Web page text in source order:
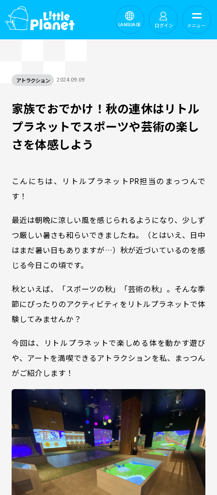
ログイン
LANGUAGE メニュー
アトラクション 2024.09.09
家族でおでかけ！秋の連休はリトル
プラネットでスポーツや芸術の楽し
さを体感しよう
こんにちは、リトルプラネットPR担当のまっつんで
す！
最近は朝晩に涼しい風を感じられるようになり、少しず
つ厳しい暑さも和らいできましたね。（とはいえ、日中
はまだ暑い日もありますが…）秋が近づいているのを感
じる今日この頃です。
秋といえば、「スポーツの秋」「芸術の秋」。そんな季
節にぴったりのアクティビティをリトルプラネットで体
験してみませんか？
今回は、リトルプラネットで楽しめる体を動かす遊び
や、アートを満喫できるアトラクションを私、まっつん
がご紹介します！